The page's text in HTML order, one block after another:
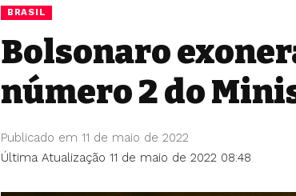
BRASIL
Bolsonaro
número 2 do
Última Atualização 11 de maio de 2022 08:48
Publicado em 11 de maio de 2022